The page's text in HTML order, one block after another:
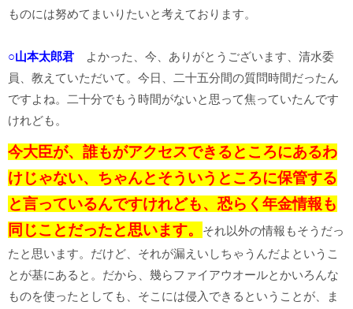
ものには努めてまいりたいと考えております。
○山本太郎君
よかった、今、ありがとうございます、清水委
員、教えていただいて。今日、二十五分間の質問時間だったん
ですよね。二十分でもう時間がないと思って焦っていたんです
けれども。
今大臣が、誰もがアクセスできるところにあるわ
けじゃない、ちゃんとそういうところに保管する
と言っているんですけれども、恐らく年金情報も
同じことだったと思います。
それ以外の情報もそうだっ
たと思います。だけど、それが漏えいしちゃうんだよというこ
とが基にあると。だから、幾らファイアウオールとかいろんな
ものを使ったとしても、そこには侵入できるということが、ま